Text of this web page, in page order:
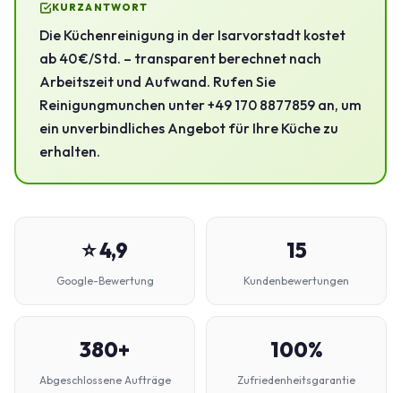
KURZANTWORT
Die Küchenreinigung in der Isarvorstadt kostet
ab 40 €/Std. – transparent berechnet nach
Arbeitszeit und Aufwand. Rufen Sie
Reinigungmunchen unter +49 170 8877859 an, um
ein unverbindliches Angebot für Ihre Küche zu
erhalten.
⭐ 4,9
Google-Bewertung
15
Kundenbewertungen
380+
Abgeschlossene Aufträge
100%
Zufriedenheitsgarantie